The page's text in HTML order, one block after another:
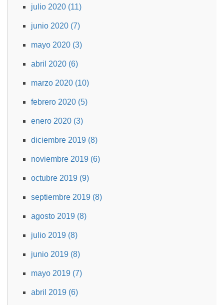
julio 2020 (11)
junio 2020 (7)
mayo 2020 (3)
abril 2020 (6)
marzo 2020 (10)
febrero 2020 (5)
enero 2020 (3)
diciembre 2019 (8)
noviembre 2019 (6)
octubre 2019 (9)
septiembre 2019 (8)
agosto 2019 (8)
julio 2019 (8)
junio 2019 (8)
mayo 2019 (7)
abril 2019 (6)